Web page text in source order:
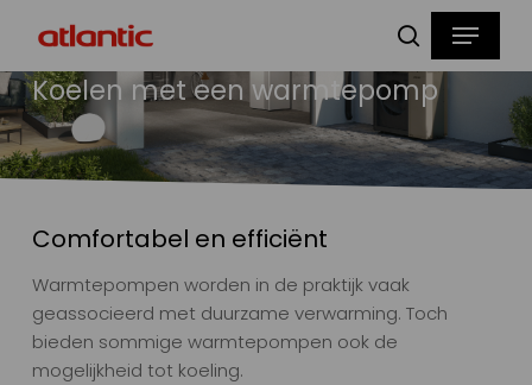
main
content
zoeken
Menu
Koelen met een warmtepomp
Comfortabel en efficiënt
Warmtepompen worden in de praktijk vaak
geassocieerd met duurzame verwarming. Toch
bieden sommige warmtepompen ook de
mogelijkheid tot koeling.